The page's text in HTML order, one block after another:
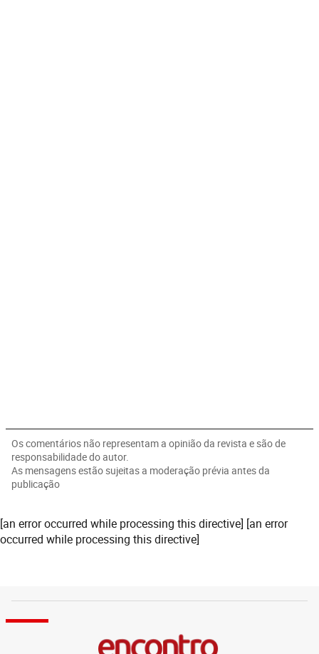
Os comentários não representam a opinião da revista e são de
responsabilidade do autor.
As mensagens estão sujeitas a moderação prévia antes da
publicação
[an error occurred while processing this directive] [an error
occurred while processing this directive]